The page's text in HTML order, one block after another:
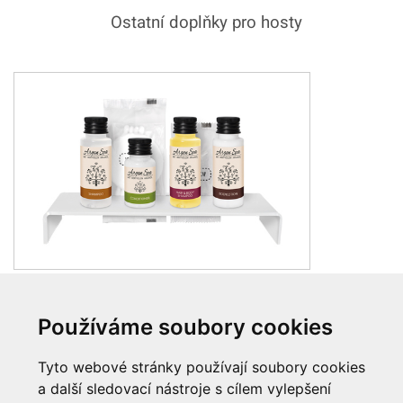
Používáme soubory cookies
Tyto webové stránky používají soubory cookies
a další sledovací nástroje s cílem vylepšení
Ostatní doplňky pro hosty
Prezentace